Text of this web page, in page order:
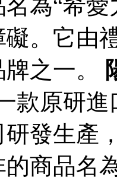
為“希
礙。它由
之一。
款原研
發生產
商品名